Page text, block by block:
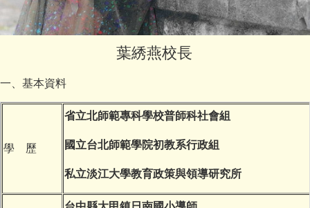
葉綉燕校長
一、基本資料
學 歷
省立北師範專科學校普師科社會組
國立台北師範學院初教系行政組
私立淡江大學教育政策與領導研究所